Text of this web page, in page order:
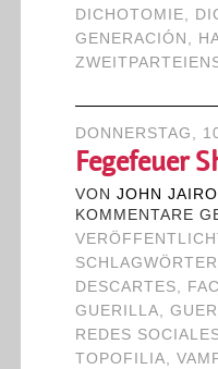
DICHOTOMIE,
GENERACIÓN ,
DONNERSTAG,
Fegefeuer
VON JOHN
KOMMENTARE
DESCARTES,
GUERILLA,
REDES
TOPOFILIA,